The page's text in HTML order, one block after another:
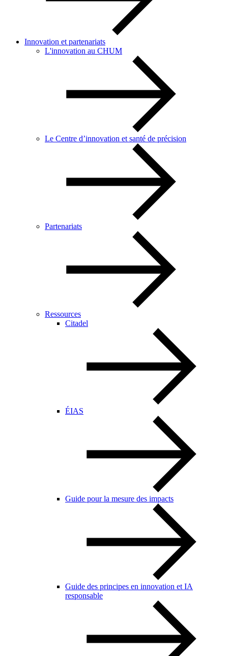
Innovation et partenariats
L'innovation au CHUM
Le Centre d’innovation et santé de précision
Partenariats
Ressources
Citadel
ÉIAS
Guide pour la mesure des impacts
Guide des principes en innovation et IA
responsable